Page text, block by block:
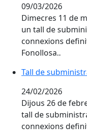
09/03/2026
Dimecres 11 de
un tall de
connexions
Fonollosa..
Tall de
24/02/2026
Dijous 26 de
tall de
connexions